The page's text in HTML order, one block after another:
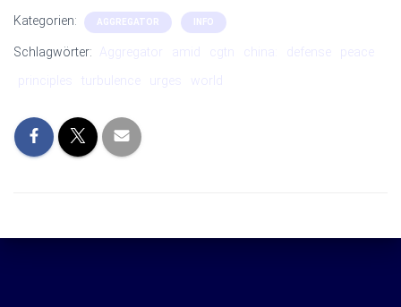
Kategorien: AGGREGATOR INFO
Schlagwörter: Aggregator amid cgtn china:
peace
principles
turbulence urges